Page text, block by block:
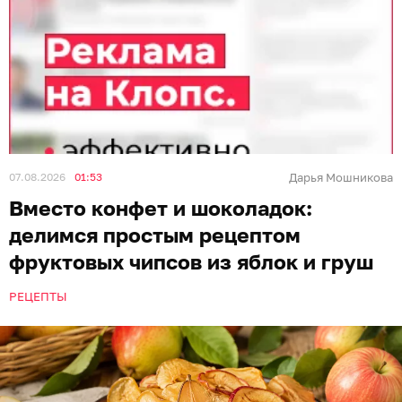
07.08.2026 01:53 Дарья Мошникова
Вместо конфет и шоколадок:
делимся простым рецептом
фруктовых чипсов из яблок и груш
РЕЦЕПТЫ